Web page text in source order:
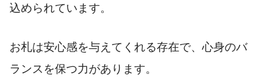
込められています。
お札は安心感を与えてくれる存在で、心身のバ
ランスを保つ力があります。